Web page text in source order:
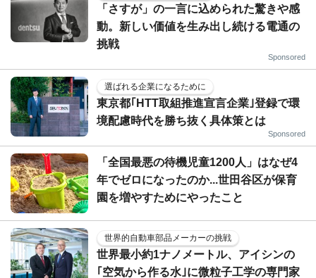
「さすが」の一言に込められた驚きや感
動。新しい価値を生み出し続ける電通の
挑戦
Sponsored
選ばれる企業になるために
東京都｢HTT取組推進宣言企業｣登録で環
境配慮時代を勝ち抜く具体策とは
Sponsored
「全国最悪の待機児童1200人」はなぜ4
年でゼロになったのか...世田谷区が保育
園を増やすためにやったこと
世界的自動車部品メーカーの挑戦
世界最小約1ナノメートル、アイシンの
｢空気から作る水｣に微粒子工学の専門家